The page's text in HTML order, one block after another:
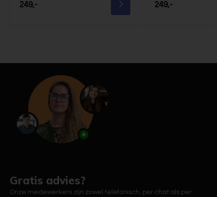
249,- 249,-
Gratis advies?
Onze medewerkers zijn zowel telefonisch, per chat als per